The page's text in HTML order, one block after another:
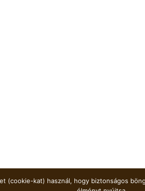
(cookie-kat) használ, hogy biztonságos